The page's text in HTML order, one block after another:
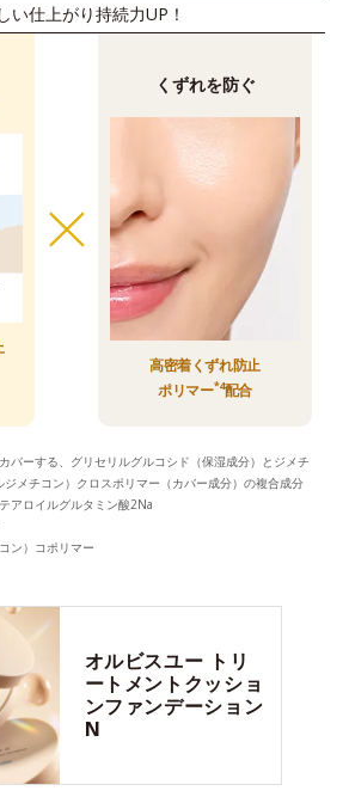
い仕上がり持続力UP！
くずれを防ぐ
高密着くずれ防止
ポリマー*4配合
バーする、グリセリルグルコシド（保湿成分）とジメチ
メチコン）クロスポリマー（カバー成分）の複合成分
アロイルグルタミン酸2Na
ン）コポリマー
オルビスユー トリ
ートメントクッショ
ンファンデーション
N